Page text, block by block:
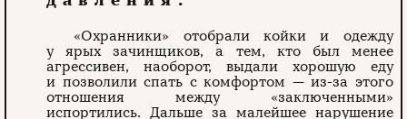
«Охранники» отобрали койки и одежду
у ярых зачинщиков, а тем, кто был менее
агрессивен, наоборот, выдали хорошую еду
и позволили спать с комфортом — из-за этого
отношения между «заключенными»
испортились. Дальше за малейшее нарушение